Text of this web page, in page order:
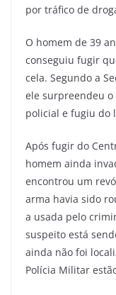
por tráfico de
O homem de 39
conseguiu fugir
cela. Segundo a
ele surpreendeu
policial e fugiu do
Após fugir do
homem ainda
encontrou um
arma havia sido
a usada pelo
suspeito está
ainda não foi
Polícia Militar